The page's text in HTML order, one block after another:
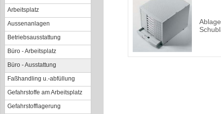
Arbeitsplatz
Aussenanlagen
Betriebsausstattung
Büro - Arbeitsplatz
Büro - Ausstattung
Faßhandling u.-abfüllung
Gefahrstoffe am Arbeitsplatz
Gefahrstofflagerung